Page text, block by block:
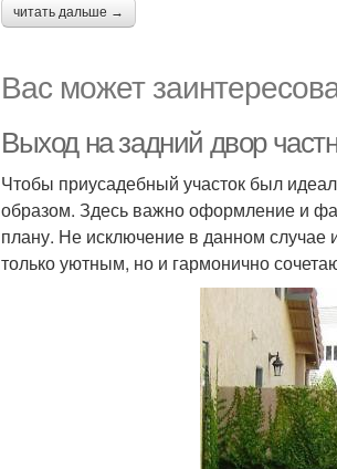
читать дальше →
Вас может
Выход на задний двор
Чтобы приусадебный участок был
образом. Здесь важно оформление и
плану. Не исключение в данном
только уютным, но и гармонично